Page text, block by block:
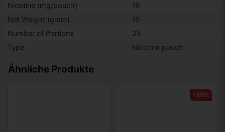
Ähnliche Produkte
-39%
Nicotine (mg/pouch)
16
Net Weight (gram)
15
Number of Portions
25
Type
Nicotine pouch